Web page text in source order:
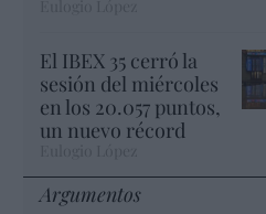
El IBEX 35 cerró la
sesión del miércoles
en los 20.057 puntos,
un nuevo récord
Argumentos